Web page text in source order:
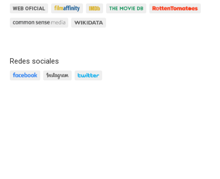
Redes sociales